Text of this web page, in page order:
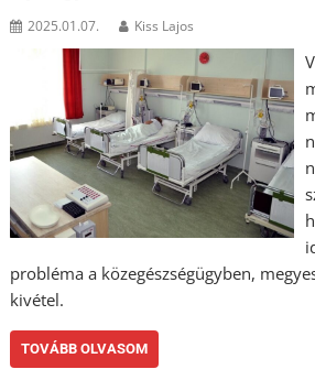
2025.01.07. Kiss Lajos
probléma a közegészségügyben,
kivétel.
TOVÁBB OLVASOM